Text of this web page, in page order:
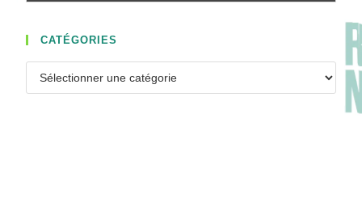
CATÉGORIES